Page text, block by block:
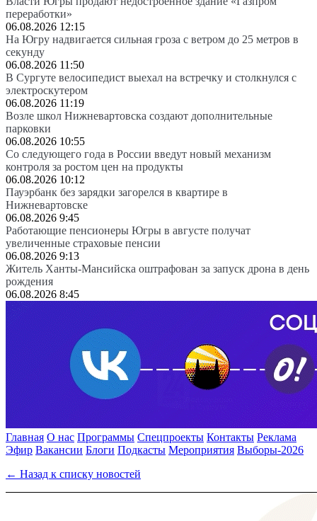
переработки»
06.08.2026 12:15
На Югру надвигается сильная гроза с ветром до 25 метров в
секунду
06.08.2026 11:50
В Сургуте велосипедист выехал на встречку и столкнулся с
электроскутером
06.08.2026 11:19
Возле школ Нижневартовска создают дополнительные
парковки
06.08.2026 10:55
Со следующего года в России введут новый механизм
контроля за ростом цен на продукты
06.08.2026 10:12
Пауэрбанк без зарядки загорелся в квартире в
Нижневартовске
06.08.2026 9:45
Работающие пенсионеры Югры в августе получат
увеличенные страховые пенсии
06.08.2026 9:13
Житель Ханты-Мансийска оштрафован за запуск дрона в день
рождения
06.08.2026 8:45
Главная О нас Программы Спецпроекты Контакты Реклама
Эфир Вакансии Блоги Подкасты Мероприятия Выборы-2026
← Назад к списку новостей